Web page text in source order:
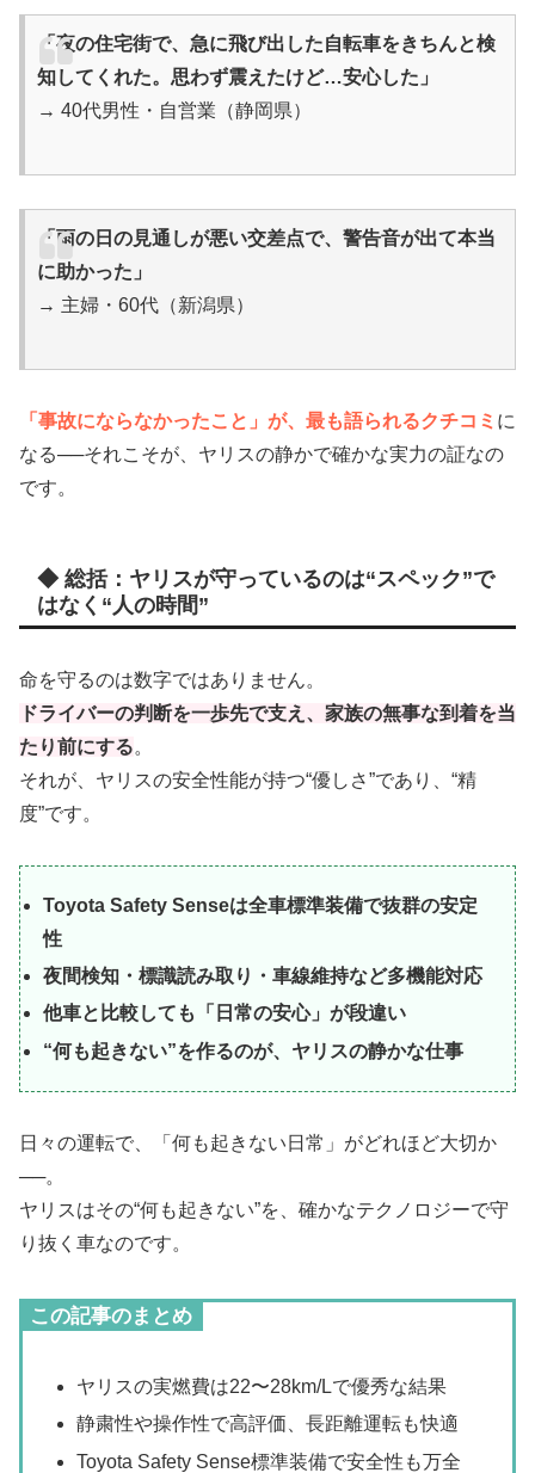
「夜の住宅街で、急に飛び出した自転車をきちんと検
知してくれた。思わず震えたけど…安心した」
→ 40代男性・自営業（静岡県）
「雨の日の見通しが悪い交差点で、警告音が出て本当
に助かった」
→ 主婦・60代（新潟県）
「事故にならなかったこと」が、最も語られるクチコミ に
なる──それこそが、ヤリスの静かで確かな実力の証なの
です。
◆ 総括：ヤリスが守っているのは“スペック”で
はなく“人の時間”
命を守るのは数字ではありません。
ドライバーの判断を一歩先で支え、家族の無事な到着を当
たり前にする。
それが、ヤリスの安全性能が持つ“優しさ”であり、“精
度”です。
Toyota Safety Senseは全車標準装備で抜群の安定
性
夜間検知・標識読み取り・車線維持など多機能対応
他車と比較しても「日常の安心」が段違い
“何も起きない”を作るのが、ヤリスの静かな仕事
日々の運転で、「何も起きない日常」がどれほど大切か
──。
ヤリスはその“何も起きない”を、確かなテクノロジーで守
り抜く車なのです。
この記事のまとめ
ヤリスの実燃費は22〜28km/Lで優秀な結果
静粛性や操作性で高評価、長距離運転も快適
Toyota Safety Sense標準装備で安全性も万全